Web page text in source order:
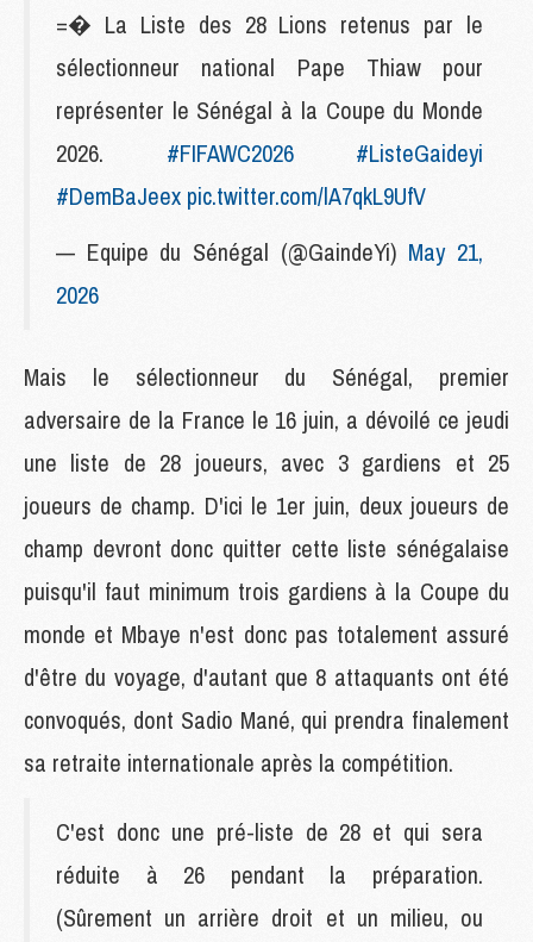
=� La Liste des 28 Lions retenus par le
sélectionneur national Pape Thiaw pour
représenter le Sénégal à la Coupe du Monde
2026. #FIFAWC2026
#ListeGaideyi
#DemBaJeex pic.twitter.com/lA7qkL9UfV
— Equipe du Sénégal (@GaindeYi) May 21,
2026
Mais le sélectionneur du Sénégal, premier
adversaire de la France le 16 juin, a dévoilé ce jeudi
une liste de 28 joueurs, avec 3 gardiens et 25
joueurs de champ. D'ici le 1er juin, deux joueurs de
champ devront donc quitter cette liste sénégalaise
puisqu'il faut minimum trois gardiens à la Coupe du
monde et Mbaye n'est donc pas totalement assuré
d'être du voyage, d'autant que 8 attaquants ont été
convoqués, dont Sadio Mané, qui prendra finalement
sa retraite internationale après la compétition.
C'est donc une pré-liste de 28 et qui sera
réduite à 26 pendant la préparation.
(Sûrement un arrière droit et un milieu, ou